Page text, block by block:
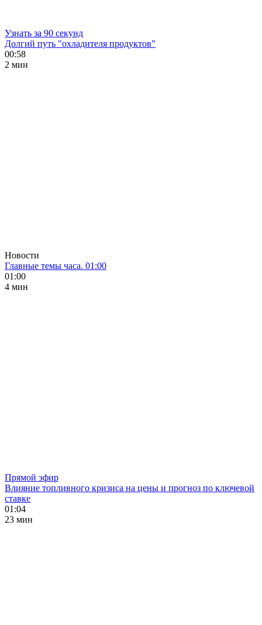
Узнать за 90 секунд
Долгий путь "охладителя продуктов"
00:58
2 мин
Новости
Главные темы часа. 01:00
01:00
4 мин
Прямой эфир
Влияние топливного кризиса на цены и прогноз по ключевой
ставке
01:04
23 мин